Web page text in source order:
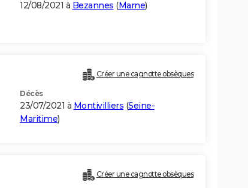
12/08/2021 à Bezannes (Marne)
Créer une cagnotte obsèques
Décès
23/07/2021 à Montivilliers (Seine-
Maritime)
Créer une cagnotte obsèques